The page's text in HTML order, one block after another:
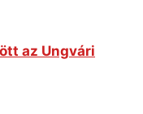
az Ungvári